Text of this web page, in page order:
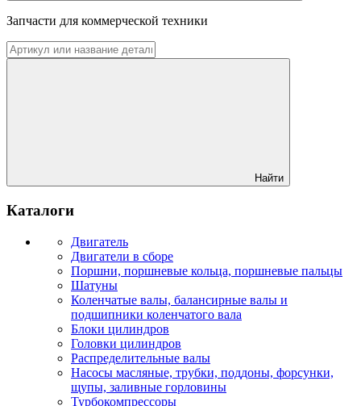
Запчасти для коммерческой техники
Найти
Каталоги
Двигатель
Двигатели в сборе
Поршни, поршневые кольца, поршневые пальцы
Шатуны
Коленчатые валы, балансирные валы и
подшипники коленчатого вала
Блоки цилиндров
Головки цилиндров
Распределительные валы
Насосы масляные, трубки, поддоны, форсунки,
щупы, заливные горловины
Турбокомпрессоры